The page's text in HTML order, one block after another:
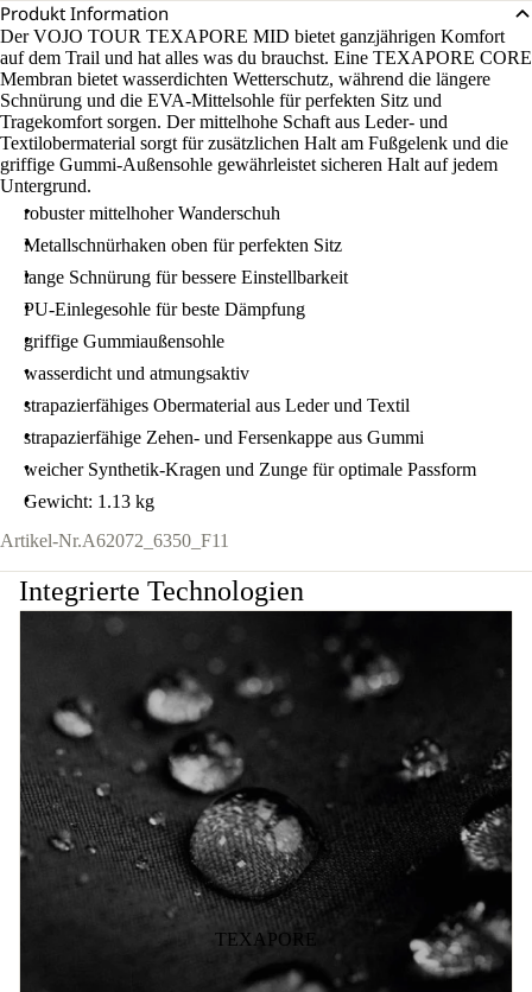
Produkt Information
Der VOJO TOUR TEXAPORE MID bietet ganzjährigen Komfort
auf dem Trail und hat alles was du brauchst. Eine TEXAPORE CORE
Membran bietet wasserdichten Wetterschutz, während die längere
Schnürung und die EVA-Mittelsohle für perfekten Sitz und
Tragekomfort sorgen. Der mittelhohe Schaft aus Leder- und
Textilobermaterial sorgt für zusätzlichen Halt am Fußgelenk und die
griffige Gummi-Außensohle gewährleistet sicheren Halt auf jedem
Untergrund.
robuster mittelhoher Wanderschuh
Metallschnürhaken oben für perfekten Sitz
lange Schnürung für bessere Einstellbarkeit
PU-Einlegesohle für beste Dämpfung
griffige Gummiaußensohle
wasserdicht und atmungsaktiv
strapazierfähiges Obermaterial aus Leder und Textil
strapazierfähige Zehen- und Fersenkappe aus Gummi
weicher Synthetik-Kragen und Zunge für optimale Passform
Gewicht: 1.13 kg
Artikel-Nr.A62072_6350_F11
Integrierte Technologien
TEXAPORE